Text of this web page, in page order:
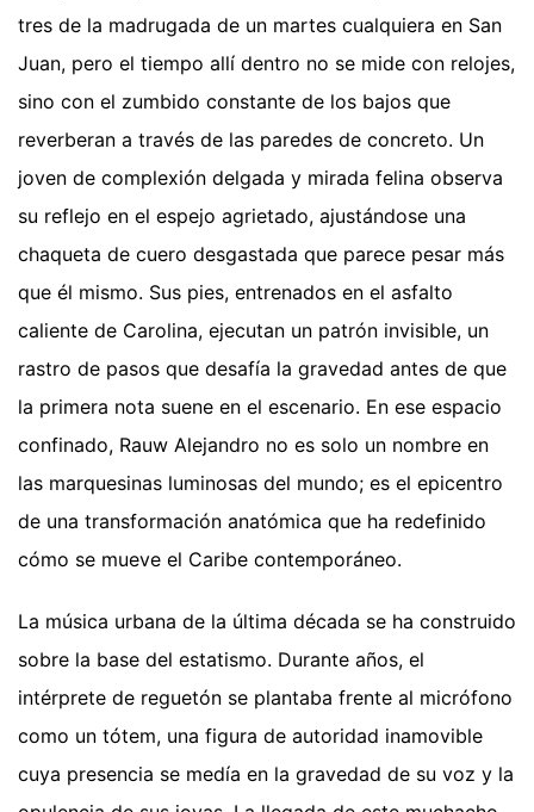
tres de la madrugada de un martes cualquiera en San
Juan, pero el tiempo allí dentro no se mide con relojes,
sino con el zumbido constante de los bajos que
reverberan a través de las paredes de concreto. Un
joven de complexión delgada y mirada felina observa
su reflejo en el espejo agrietado, ajustándose una
chaqueta de cuero desgastada que parece pesar más
que él mismo. Sus pies, entrenados en el asfalto
caliente de Carolina, ejecutan un patrón invisible, un
rastro de pasos que desafía la gravedad antes de que
la primera nota suene en el escenario. En ese espacio
confinado, Rauw Alejandro no es solo un nombre en
las marquesinas luminosas del mundo; es el epicentro
de una transformación anatómica que ha redefinido
cómo se mueve el Caribe contemporáneo.
La música urbana de la última década se ha construido
sobre la base del estatismo. Durante años, el
intérprete de reguetón se plantaba frente al micrófono
como un tótem, una figura de autoridad inamovible
cuya presencia se medía en la gravedad de su voz y la